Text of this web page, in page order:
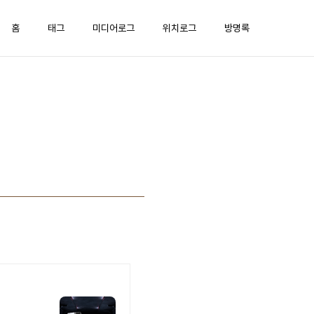
홈 태그 미디어로그 위치로그 방명록